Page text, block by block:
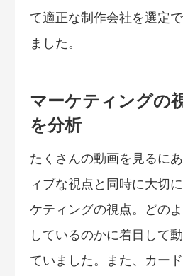
て適正な制作会社を選定
ました。
マーケティングの
を分析
たくさんの動画を見るに
ィブな視点と同時に大切
ケティングの視点。どの
しているのかに着目して
ていました。また、カー